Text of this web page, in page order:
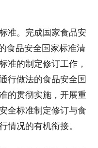
准。完成国家食品安
食品安全国家标准清
准的制定修订工作，
行做法的食品安全国
的贯彻实施，开展重
全标准制定修订与食
情况的有机衔接。